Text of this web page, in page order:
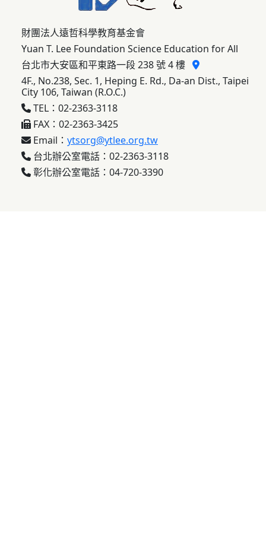
財團法人遠哲科學教育基金會
Yuan T. Lee Foundation Science Education for All
台北市大安區和平東路一段 238 號 4 樓
4F., No.238, Sec. 1, Heping E. Rd., Da-an Dist., Taipei
City 106, Taiwan (R.O.C.)
TEL：02-2363-3118
FAX：02-2363-3425
Email： ytsorg@ytlee.org.tw
台北辦公室電話：02-2363-3118
彰化辦公室電話：04-720-3390